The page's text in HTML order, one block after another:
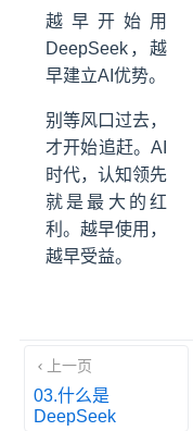
越早开始用
DeepSeek，越
早建立AI优势。
别等风口过去，
才开始追赶。AI
时代，认知领先
就是最大的红
利。越早使用，
越早受益。
上一页
03.什么是
DeepSeek